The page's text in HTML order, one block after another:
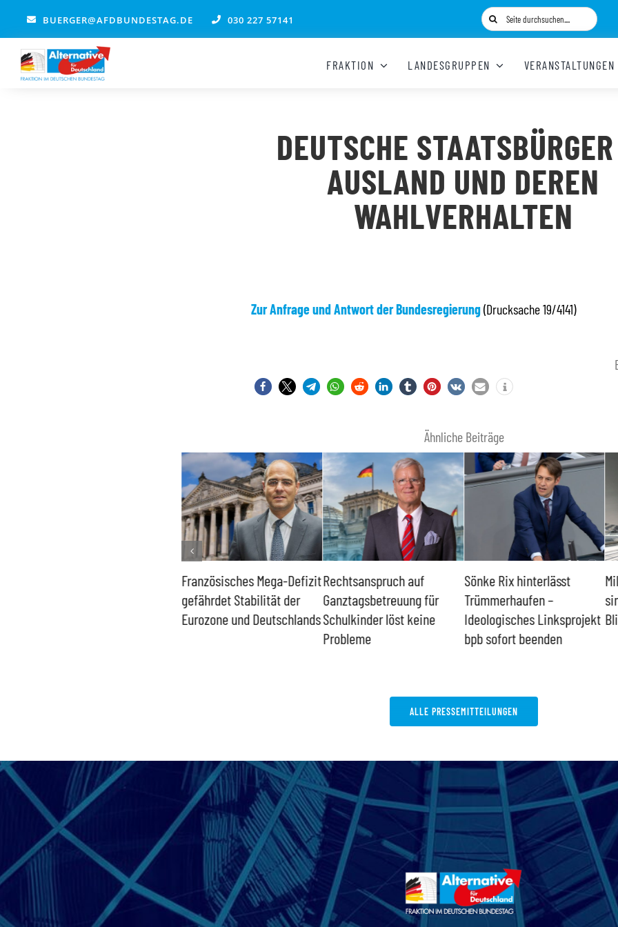
springen
BUERGER@AFDBUNDESTAG.DE 030 227 57141
Suche
nach:
FRAKTION LANDESGRUPPEN VERANSTALTUNGEN
DEUTSCHE
AUSLAND UND DEREN
WAHLVERHALTEN
Zur Anfrage und Antwort der Bundesregierung(Drucksache 19/4141)
Ähnliche Beiträge
Französisches Mega-Defizit
gefährdet Stabilität der
Eurozone und Deutschlands
Rechtsanspruch auf
Ganztagsbetreuung für
Schulkinder löst keine
Probleme
Sönke Rix hinterlässt
Trümmerhaufen –
Ideologisches Linksprojekt
bpb sofort beenden
ALLE PRESSEMITTEILUNGEN